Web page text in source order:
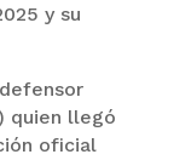
y su
quien llegó
oficial